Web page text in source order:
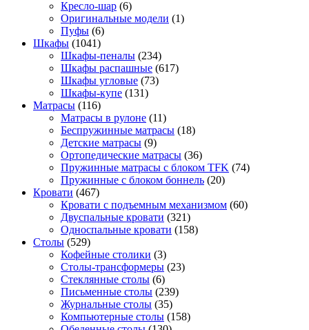
Кресло-шар (6)
Оригинальные модели (1)
Пуфы (6)
Шкафы (1041)
Шкафы-пеналы (234)
Шкафы распашные (617)
Шкафы угловые (73)
Шкафы-купе (131)
Матрасы (116)
Матрасы в рулоне (11)
Беспружинные матрасы (18)
Детские матрасы (9)
Ортопедические матрасы (36)
Пружинные матрасы с блоком TFK (74)
Пружинные с блоком боннель (20)
Кровати (467)
Кровати с подъемным механизмом (60)
Двуспальные кровати (321)
Односпальные кровати (158)
Столы (529)
Кофейные столики (3)
Столы-трансформеры (23)
Стеклянные столы (6)
Письменные столы (239)
Журнальные столы (35)
Компьютерные столы (158)